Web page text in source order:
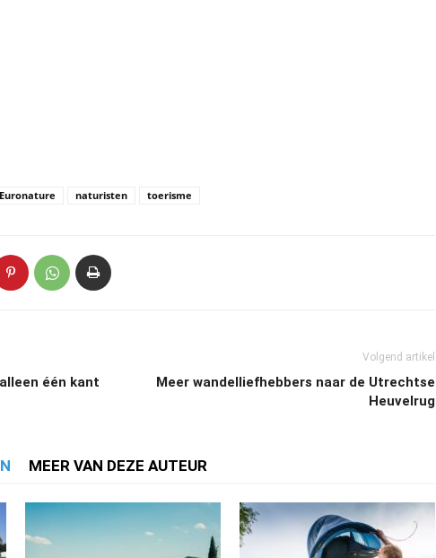
Euronature naturisten toerisme
één kant
Volgend artikel
Meer wandelliefhebbers naar de Utrechtse
Heuvelrug
MEER VAN DEZE AUTEUR